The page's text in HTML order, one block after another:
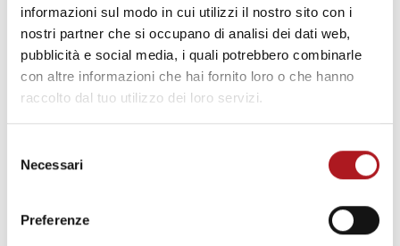
informazioni sul modo in cui utilizzi il nostro sito con i
nostri partner che si occupano di analisi dei dati web,
pubblicità e social media, i quali potrebbero combinarle
con altre informazioni che hai fornito loro o che hanno
raccolto dal tuo utilizzo dei loro servizi.
delNecessari
Preferenze
Giugno 2017
Maggio 2017
Marzo 2017
Febbraio 2017
Gennaio 2017